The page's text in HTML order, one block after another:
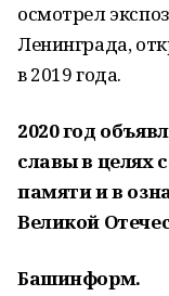
осмотрел
Ленинграда,
в 2019 года.
2020 год
славы в целях
памяти и в
Великой
Башинформ.